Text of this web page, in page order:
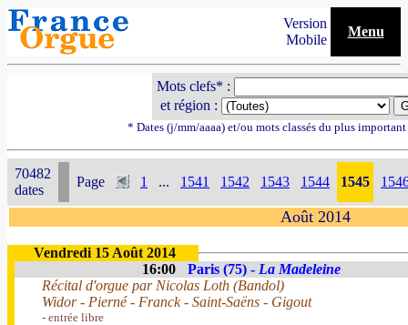
Version
Mobile
Menu
Mots clefs* :
et région :
* Dates (j/mm/aaaa) et/ou mots classés du plus
70482
dates
Page 1 ... 1541 1542 1543 1544 1545
Août 2014
Vendredi 15 Août 2014
16:00
Paris (75) - La Madeleine
Récital d'orgue par Nicolas Loth (Bandol)
Widor - Pierné - Franck - Saint-Saëns - Gigout
- entrée libre